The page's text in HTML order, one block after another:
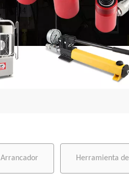
Arrancador Herramienta